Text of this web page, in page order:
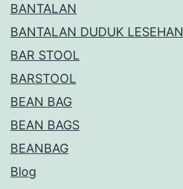
BANTALAN
BANTALAN DUDUK LESEHAN
BAR STOOL
BARSTOOL
BEAN BAG
BEAN BAGS
BEANBAG
Blog